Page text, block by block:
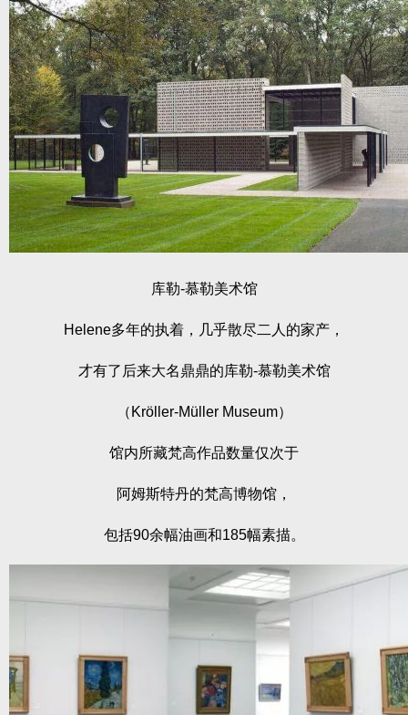
库勒-慕勒美术馆
Helene多年的执着，几乎散尽二人的家产，
才有了后来大名鼎鼎的库勒-慕勒美术馆
（Kröller-Müller Museum）
馆内所藏梵高作品数量仅次于
阿姆斯特丹的梵高博物馆，
包括90余幅油画和185幅素描。